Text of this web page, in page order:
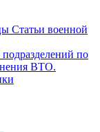
Статьи военной
по
ВТО.